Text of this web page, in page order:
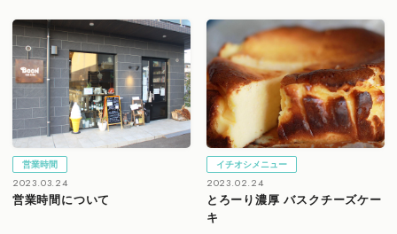
営業時間
2023.03.24
営業時間について
イチオシメニュー
2023.02.24
とろーり濃厚 バスクチーズケー
キ